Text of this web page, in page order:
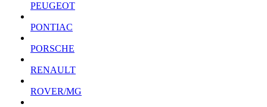
PEUGEOT
PONTIAC
PORSCHE
RENAULT
ROVER/MG